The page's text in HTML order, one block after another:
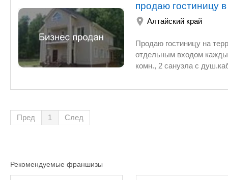
оздоровительного комплекса включает в себя 4 корпуса общей вместимостью
ресторан, комплекс
Земельный участок в
продаю гостиницу
Алтайский край
Продаю гостиницу на
отдельным входом
комн., 2 санузла с
недорого.
Пред 1 След
Рекомендуемые франшизы